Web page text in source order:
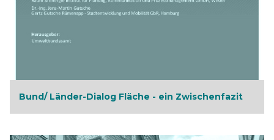
Bund/ Länder-Dialog Fläche - ein Zwischenfazit